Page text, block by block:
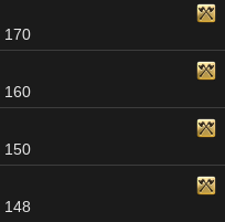
170
160
150
148